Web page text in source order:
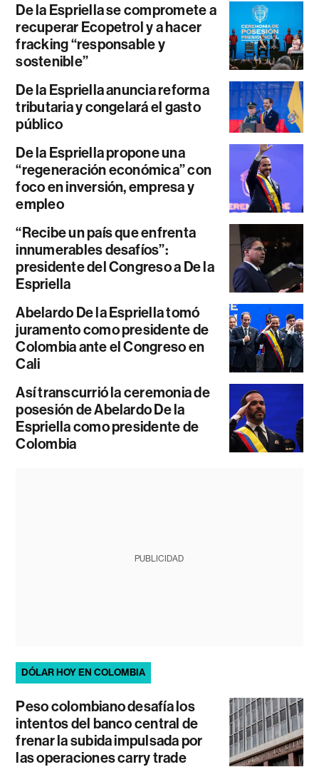
De la Espriella se compromete a
recuperar Ecopetrol y a hacer
fracking “responsable y
sostenible”
De la Espriella anuncia reforma
tributaria y congelará el gasto
público
De la Espriella propone una
“regeneración económica” con
foco en inversión, empresa y
empleo
“Recibe un país que enfrenta
innumerables desafíos”:
presidente del Congreso a De la
Espriella
Abelardo De la Espriella tomó
juramento como presidente de
Colombia ante el Congreso en
Cali
Así transcurrió la ceremonia de
posesión de Abelardo De la
Espriella como presidente de
Colombia
PUBLICIDAD
DÓLAR HOY EN COLOMBIA
Peso colombiano desafía los
intentos del banco central de
frenar la subida impulsada por
las operaciones carry trade